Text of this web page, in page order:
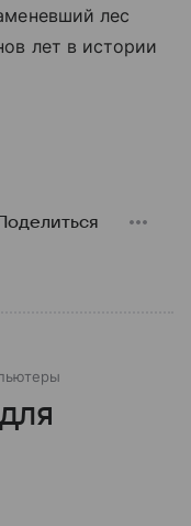
лес
лет в истории